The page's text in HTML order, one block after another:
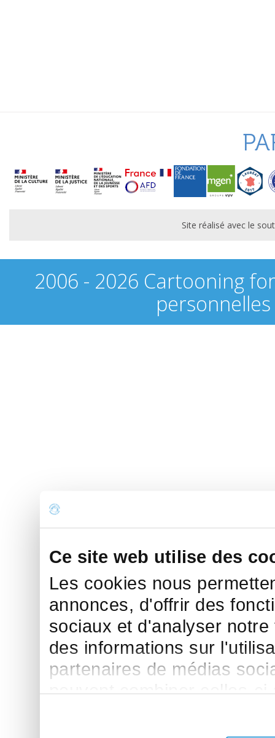
Ce site web utilise des
Les cookies nous
annonces, d'offrir des
sociaux et d'analyser
des informations sur
partenaires de médias
Site réalisé avec le
2006 - 2026 Cartooning
personnelles